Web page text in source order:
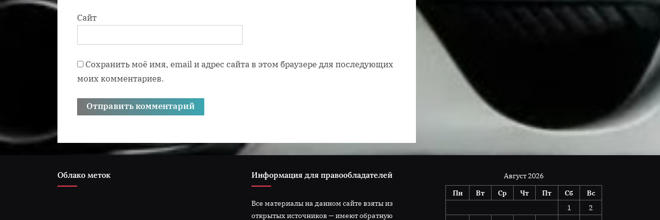
Сайт
Сохранить моё имя, email и адрес сайта в этом браузере для последующих
моих комментариев.
Облако меток Информация для правообладателей
Все материалы на данном сайте взяты из
открытых источников — имеют обратную
Август 2026
Пн
Вт Ср Чт Пт Сб
Вс
1
2